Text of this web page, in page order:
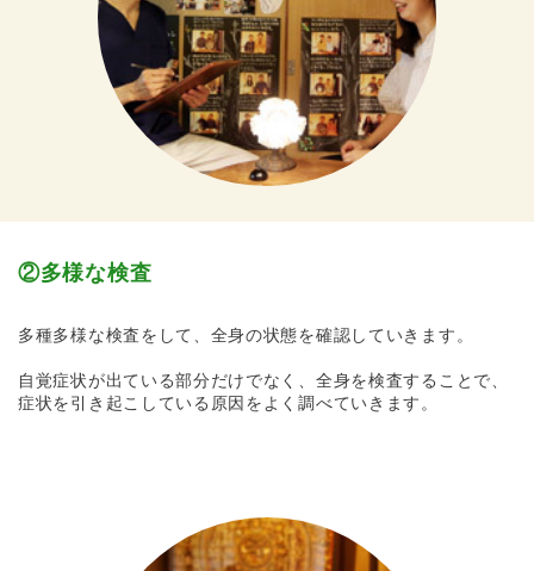
②多様な検査
多種多様な検査をして、全身の状態を確認していきます。
自覚症状が出ている部分だけでなく、全身を検査することで、
症状を引き起こしている原因をよく調べていきます。